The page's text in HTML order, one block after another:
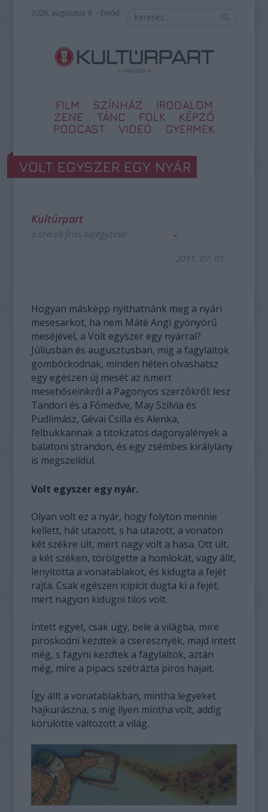
2026. augusztus 9. – Emőd
FILM SZÍNHÁZ
IRODALOM
ZENE
TÁNC FOLK
KÉPZŐ
PODCAST
VIDEÓ GYERMEK
VOLT EGYSZER EGY NYÁR
Kultúrpart
a szerző friss bejegyzései
2011. 07. 03.
Hogyan másképp nyithatnánk meg a nyári
mesesarkot, ha nem Máté Angi gyönyörű
meséjével, a Volt egyszer egy nyárral?
Júliusban és augusztusban, míg a fagylaltok
gombóckodnak, minden héten olvashatsz
egy egészen új mesét az ismert
mesehőseinkről a Pagonyos szerzőkről: lesz
Tandori és a Főmedve, May Szilvia és
Pudlimász, Gévai Csilla és Alenka,
felbukkannak a titokzatos dagonyalények a
balatoni strandon, és egy zsémbes királylány
is megszelídül.
Volt egyszer egy nyár.
Olyan volt ez a nyár, hogy folyton mennie
kellett, hát utazott, s ha utazott, a vonaton
két székre ült, mert nagy volt a hasa. Ott ült,
a két széken, törölgette a homlokát, vagy állt,
lenyitotta a vonatablakot, és kidugta a fejét
rajta. Csak egészen icipicit dugta ki a fejét,
mert nagyon kidugni tilos volt.
Intett egyet, csak úgy, bele a világba, mire
piroskodni kezdtek a cseresznyék, majd intett
még, s fagyni kezdtek a fagylaltok, aztán
még, mire a pipacs szétrázta piros hajait.
Így állt a vonatablakban, mintha legyeket
hajkurászna, s míg ilyen mintha volt, addig
körülötte változott a világ.